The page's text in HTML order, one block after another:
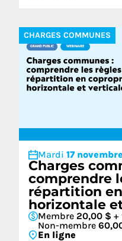
CHARGES COMMUNES
Mardi 17
Charges
comprendre
répartition
horizontale
Membre 20,00 $ +
Non-membre
En ligne